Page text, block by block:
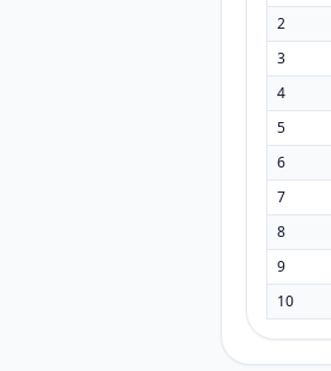
2
3
4
5
6
7
8
9
10